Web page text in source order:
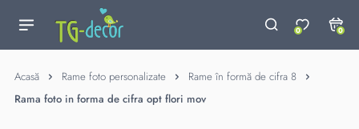
0 0
Acasă Rame foto personalizate
Rame în formă de cifra 8
Rama foto in forma de cifra opt flori mov